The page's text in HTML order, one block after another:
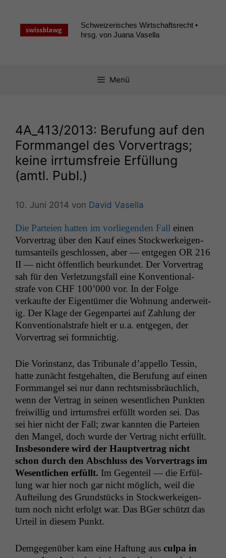
springen
Schweizerisches Wirtschaftsrecht •
hrsg. von Juana Vasella
Menü
4A_413/2013: Berufung auf den
Formmangel des Vorvertrags;
keine irrtumsfreie Erfüllung
(amtl. Publ.)
10. Juni 2014 von David Vasella
Die Parteien hat­ten im vor­liegen­den Fall einen
Vorver­trag über den Kauf eines Stock­w­erkeigen­
tum­san­teils geschlossen, aber — ent­ge­gen OR 216
II — nicht öffentlich beurkun­det. Der Vorver­trag
sah für den Ver­let­zungs­fall eine Kon­ven­tion­al­
strafe von CHF 100’000 vor. In der Folge
verkaufte der Eigen­tümer die Woh­nung ander­weit­
ig. Der Klage der Gegen­partei auf Zahlung der
Kon­ven­tion­al­strafe hielt er u.a. ent­ge­gen, der
Vorver­trag sei formnichtig.
Die Vorin­stanz, das Tri­bunale d’ap­pel­lo Tessin,
hat­te zunächt fest­ge­hal­ten, die Beru­fung auf einen
For­m­man­gel sei nur dann rechtsmiss­bräuch­lich,
wenn der Ver­trag in seinen wesentlichen Punk­ten
frei­willig und irrtums­frei erfüllt wor­den sei. Das
sei hier nicht der Fall; zwar kan­nten die Parteien
den Man­gel, doch wurde der Ver­trag nicht erfüllt.
Ins­beson­dere wird der Hauptver­trag nicht
schon durch den Abschluss des Vorver­trags im
Wesentlichen erfüllt. Im Gegen­teil — die Erfül­
lung war hier noch gar nicht möglich, weil die
Aufteilung des Grund­stücks in Stock­w­erkeigen­
tum noch nicht erfol­gt war. Das BGer schützt das
Urteil in diesem Punkt.
Demge­genüber kam eine Haf­tung aus cul­pa in